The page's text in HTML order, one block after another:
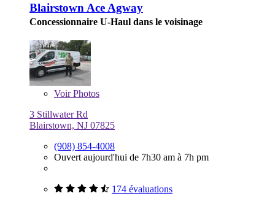
Blairstown Ace Agway
Concessionnaire U-Haul dans le voisinage
VoirPhotos
3 Stillwater Rd
Blairstown, NJ 07825
(908) 854-4008
Ouvert aujourd'hui de 7h30 am à 7h pm
174 évaluations